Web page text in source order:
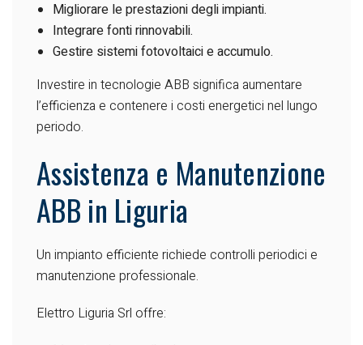
Migliorare le prestazioni degli impianti.
Integrare fonti rinnovabili.
Gestire sistemi fotovoltaici e accumulo.
Investire in tecnologie ABB significa aumentare
l’efficienza e contenere i costi energetici nel lungo
periodo.
Assistenza e Manutenzione
ABB in Liguria
Un impianto efficiente richiede controlli periodici e
manutenzione professionale.
Elettro Liguria Srl offre: